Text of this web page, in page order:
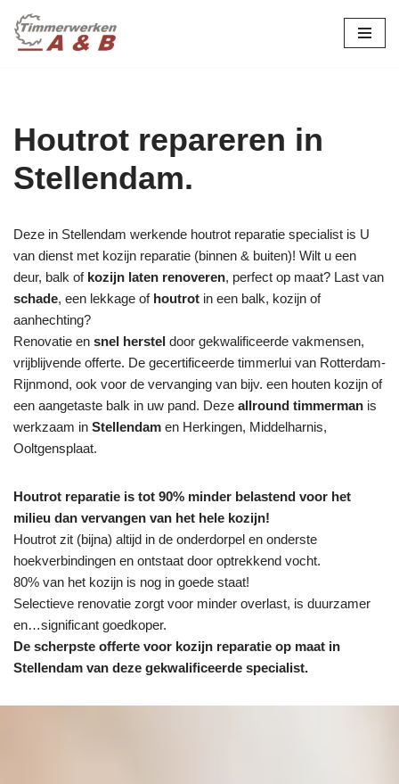
Ga
Houtrot repareren in
Stellendam.
Deze in Stellendam werkende houtrot reparatie specialist is U
van dienst met kozijn reparatie (binnen & buiten)! Wilt u een
deur, balk of kozijn laten renoveren, perfect op maat? Last van
schade, een lekkage of houtrot in een balk, kozijn of
aanhechting?
Renovatie en snel herstel door gekwalificeerde vakmensen,
vrijblijvende offerte. De gecertificeerde timmerlui van Rotterdam-
Rijnmond, ook voor de vervanging van bijv. een houten kozijn of
een aangetaste balk in uw pand. Deze allround timmerman is
werkzaam in Stellendam en Herkingen, Middelharnis,
Ooltgensplaat.
Houtrot reparatie is tot 90% minder belastend voor het
milieu dan vervangen van het hele kozijn!
Houtrot zit (bijna) altijd in de onderdorpel en onderste
hoekverbindingen en ontstaat door optrekkend vocht.
80% van het kozijn is nog in goede staat!
Selectieve renovatie zorgt voor minder overlast, is duurzamer
en…significant goedkoper.
De scherpste offerte voor kozijn reparatie op maat in
Stellendam van deze gekwalificeerde specialist.